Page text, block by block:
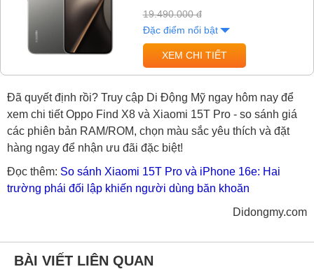
19.490.000 đ
Đặc điểm nổi bật
XEM CHI TIẾT
Đã quyết định rồi? Truy cập Di Động Mỹ ngay hôm nay để
xem chi tiết Oppo Find X8 và Xiaomi 15T Pro - so sánh giá
các phiên bản RAM/ROM, chọn màu sắc yêu thích và đặt
hàng ngay để nhận ưu đãi đặc biệt!
Đọc thêm: So sánh Xiaomi 15T Pro và iPhone 16e: Hai
trường phái đối lập khiến người dùng băn khoăn
Didongmy.com
BÀI VIẾT LIÊN QUAN